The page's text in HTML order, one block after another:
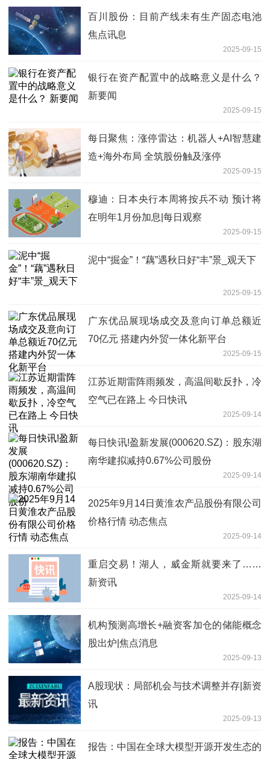
百川股份：目前产线未有生产固态电池
焦点讯息
2025-09-15
银行在资产配置中的战略意义是什么？
新要闻
2025-09-15
每日聚焦：涨停雷达：机器人+AI智慧建
造+海外布局 全筑股份触及涨停
2025-09-15
穆迪：日本央行本周将按兵不动 预计将
在明年1月份加息|每日观察
2025-09-15
泥中“掘金”！“藕”遇秋日好“丰”景_观天下
2025-09-15
广东优品展现场成交及意向订单总额近
70亿元 搭建内外贸一体化新平台
2025-09-15
江苏近期雷阵雨频发，高温间歇反扑，冷
空气已在路上 今日快讯
2025-09-14
每日快讯!盈新发展(000620.SZ)：股东湖
南华建拟减持0.67%公司股份
2025-09-14
2025年9月14日黄淮农产品股份有限公司
价格行情 动态焦点
2025-09-14
重启交易！湖人，威金斯就要来了……
新资讯
2025-09-14
机构预测高增长+融资客加仓的储能概念
股出炉|焦点消息
2025-09-13
A股现状：局部机会与技术调整并存|新资
讯
2025-09-13
报告：中国在全球大模型开源开发生态的